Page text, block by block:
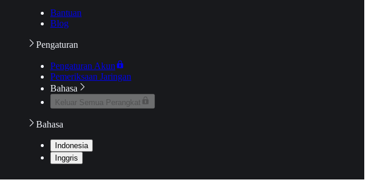
Bantuan
Blog
Pengaturan
Pengaturan Akun
Pemeriksaan Jaringan
Bahasa
Keluar Semua Perangkat
Bahasa
Indonesia
Inggris